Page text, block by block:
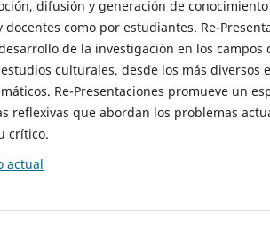
difusión y generación de
docentes como por estudiantes. Re-
de la investigación en los campos
culturales, desde los más diversos
Re-Presentaciones promueve un
reflexivas que abordan los problemas
crítico.
actual